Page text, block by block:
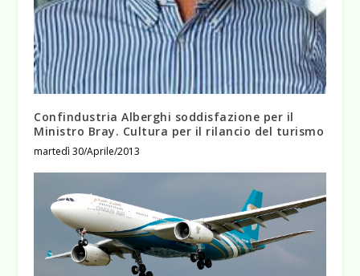
Confindustria Alberghi soddisfazione per il
Ministro Bray. Cultura per il rilancio del turismo
martedì 30/Aprile/2013